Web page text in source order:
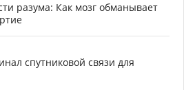
разума: Как мозг обманывает
спутниковой связи для